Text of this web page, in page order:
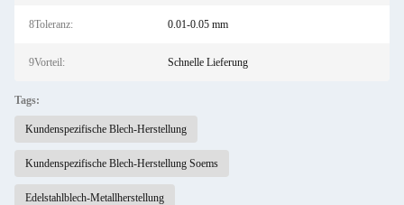
8Toleranz: 0.01-0.05 mm
9Vorteil: Schnelle Lieferung
Tags:
Kundenspezifische Blech-Herstellung
Kundenspezifische Blech-Herstellung Soems
Edelstahlblech-Metallherstellung